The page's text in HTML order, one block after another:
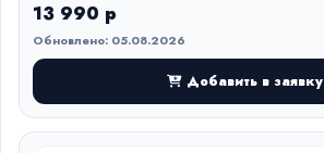
13 990 р
Обновлено: 05.08.2026
Добавить в заявку